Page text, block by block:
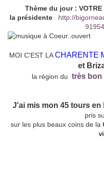
Thème du jour :
la présidente http://
MOI C'EST LACHARENTE
et
la région du très bon
J'ai mis mon 45 tours en
pris
sur les plus beaux coins de la